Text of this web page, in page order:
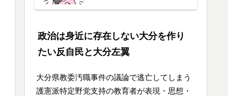
政治は身近に存在しない大分を作り
たい反自民と大分左翼
大分県教委汚職事件の議論で逃亡してしまう
護憲派特定野党支持の教育者が表現・思想・